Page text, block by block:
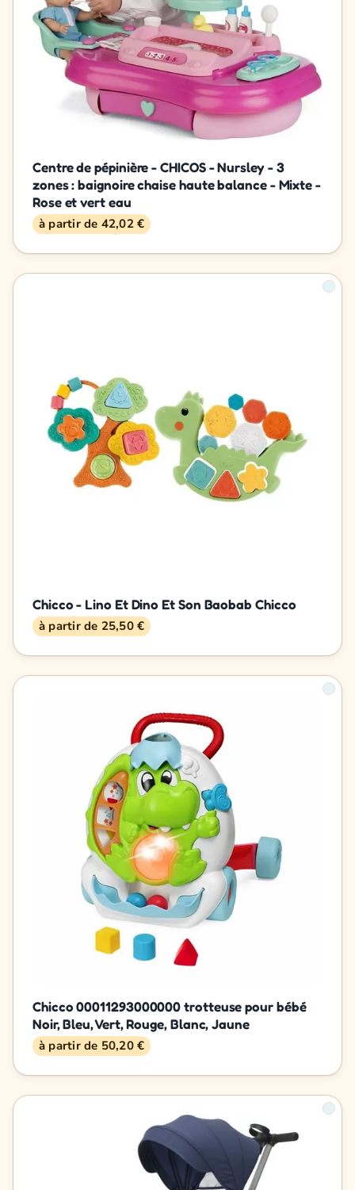
Centre de pépinière - CHICOS - Nursley - 3
zones : baignoire chaise haute balance - Mixte -
Rose et vert eau
à partir de 42,02 €
Chicco - Lino Et Dino Et Son Baobab Chicco
à partir de 25,50 €
Chicco 00011293000000 trotteuse pour bébé
Noir, Bleu, Vert, Rouge, Blanc, Jaune
à partir de 50,20 €